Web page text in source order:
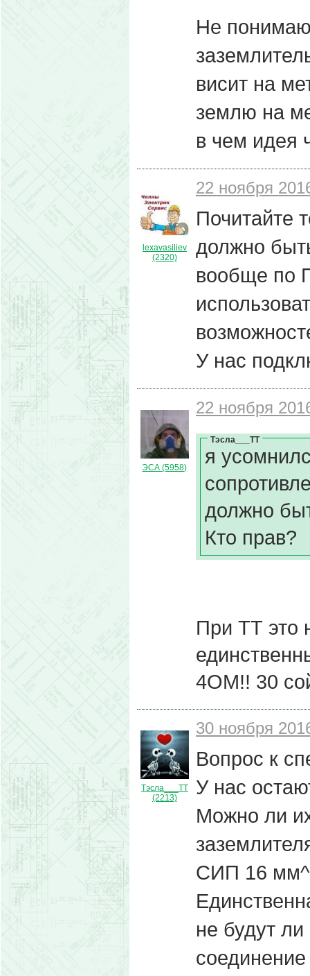
Не
висит на
землю на
в чем идея
lexavasiliev
(2320)
22 ноября
Почитайте
должно
вообще по
У нас
ЭСА (5958)
22 ноября
Тэсла___ТТ
я
должно
Кто прав?
При ТТ это
4ОМ!! 30
Тэсла___ТТ
(2213)
30 ноября
Вопрос к
У нас
Можно ли
СИП 16
не будут